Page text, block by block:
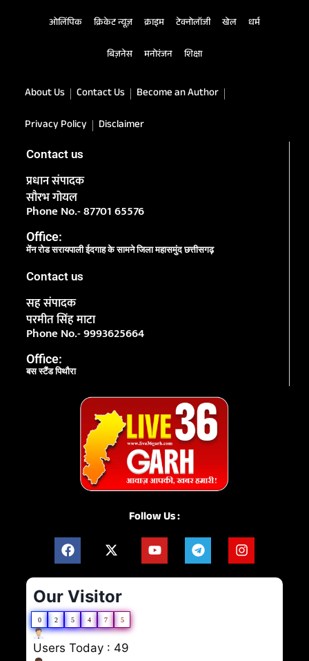
ओलिंपिक क्रिकेट न्यूज़ क्राइम टेक्नोलॉजी खेल धर्म
बिज़नेस मनोरंजन शिक्षा
About Us Contact Us
Become an Author
Privacy Policy
Disclaimer
Contact us
प्रधान संपादक
सौरभ गोयल
Phone No.- 87701 65576
Office:
मेंन रोड सरायपाली ईदगाह के सामने जिला महासमुंद छत्तीसगढ़
Contact us
सह संपादक
परमीत सिंह माटा
Phone No.- 9993625664
Office:
बस स्टैंड पिथौरा
Follow Us :
Our Visitor
0 2 5 4 7 5
Users Today : 49